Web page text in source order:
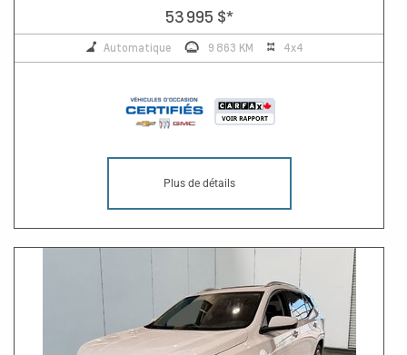
53 995 $*
Automatique 9 863 KM 4x4
Plus de détails